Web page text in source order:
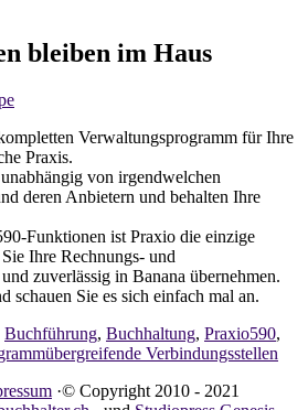
bleiben im Haus
Verwaltungsprogramm für Ihre
Praxis.
von irgendwelchen
deren Anbietern und behalten Ihre
Funktionen ist Praxio die einzige
Ihre Rechnungs- und
zuverlässig in Banana übernehmen.
schauen Sie es sich einfach mal an.
Buchführung, Buchhaltung, Praxio590,
Verbindungsstellen
·© Copyright 2010 - 2021